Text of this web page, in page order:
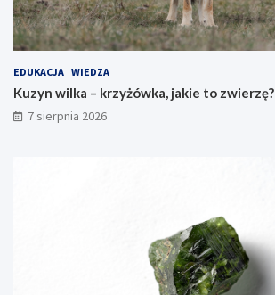
EDUKACJA WIEDZA
Kuzyn wilka – krzyżówka, jakie to zwierzę?
7 sierpnia 2026